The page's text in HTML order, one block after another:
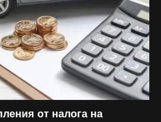
от налога на